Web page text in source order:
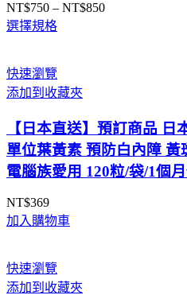
NT$750 – NT$850價
選擇規格
快速瀏覽
添加到收藏夾
【日本直送】預訂商品 日
單位葉黃素 預防白內障
電腦族愛用 120粒/袋/1個
NT$369
加入購物車
快速瀏覽
添加到收藏夾